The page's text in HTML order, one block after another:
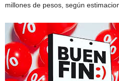
millones de pesos, según